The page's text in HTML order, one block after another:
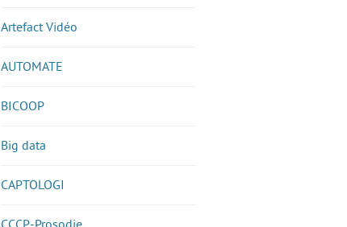
Artefact Vidéo
AUTOMATE
BICOOP
Big data
CAPTOLOGI